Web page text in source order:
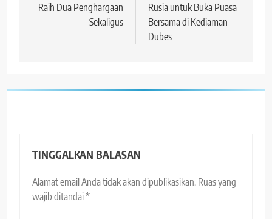
Raih Dua Penghargaan
Sekaligus
Rusia untuk Buka Puasa
Bersama di Kediaman
Dubes
TINGGALKAN BALASAN
Alamat email Anda tidak akan dipublikasikan. Ruas yang
wajib ditandai*